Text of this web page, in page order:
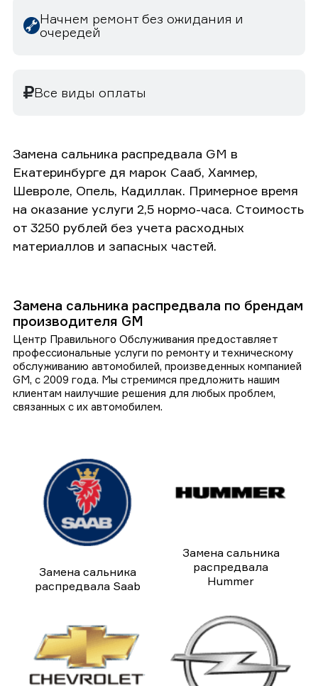
Начнем ремонт без ожидания и
очередей
Все виды оплаты
Замена сальника распредвала GM в
Екатеринбурге дя марок Сааб, Хаммер,
Шевроле, Опель, Кадиллак. Примерное время
на оказание услуги 2,5 нормо-часа. Стоимость
от 3250 рублей без учета расходных
материаллов и запасных частей.
Замена сальника распредвала по брендам
производителя GM
Центр Правильного Обслуживания предоставляет
профессиональные услуги по ремонту и техническому
обслуживанию автомобилей, произведенных компанией
GM, с 2009 года. Мы стремимся предложить нашим
клиентам наилучшие решения для любых проблем,
связанных с их автомобилем.
Замена сальника
распредвала Saab
Замена сальника
распредвала
Hummer